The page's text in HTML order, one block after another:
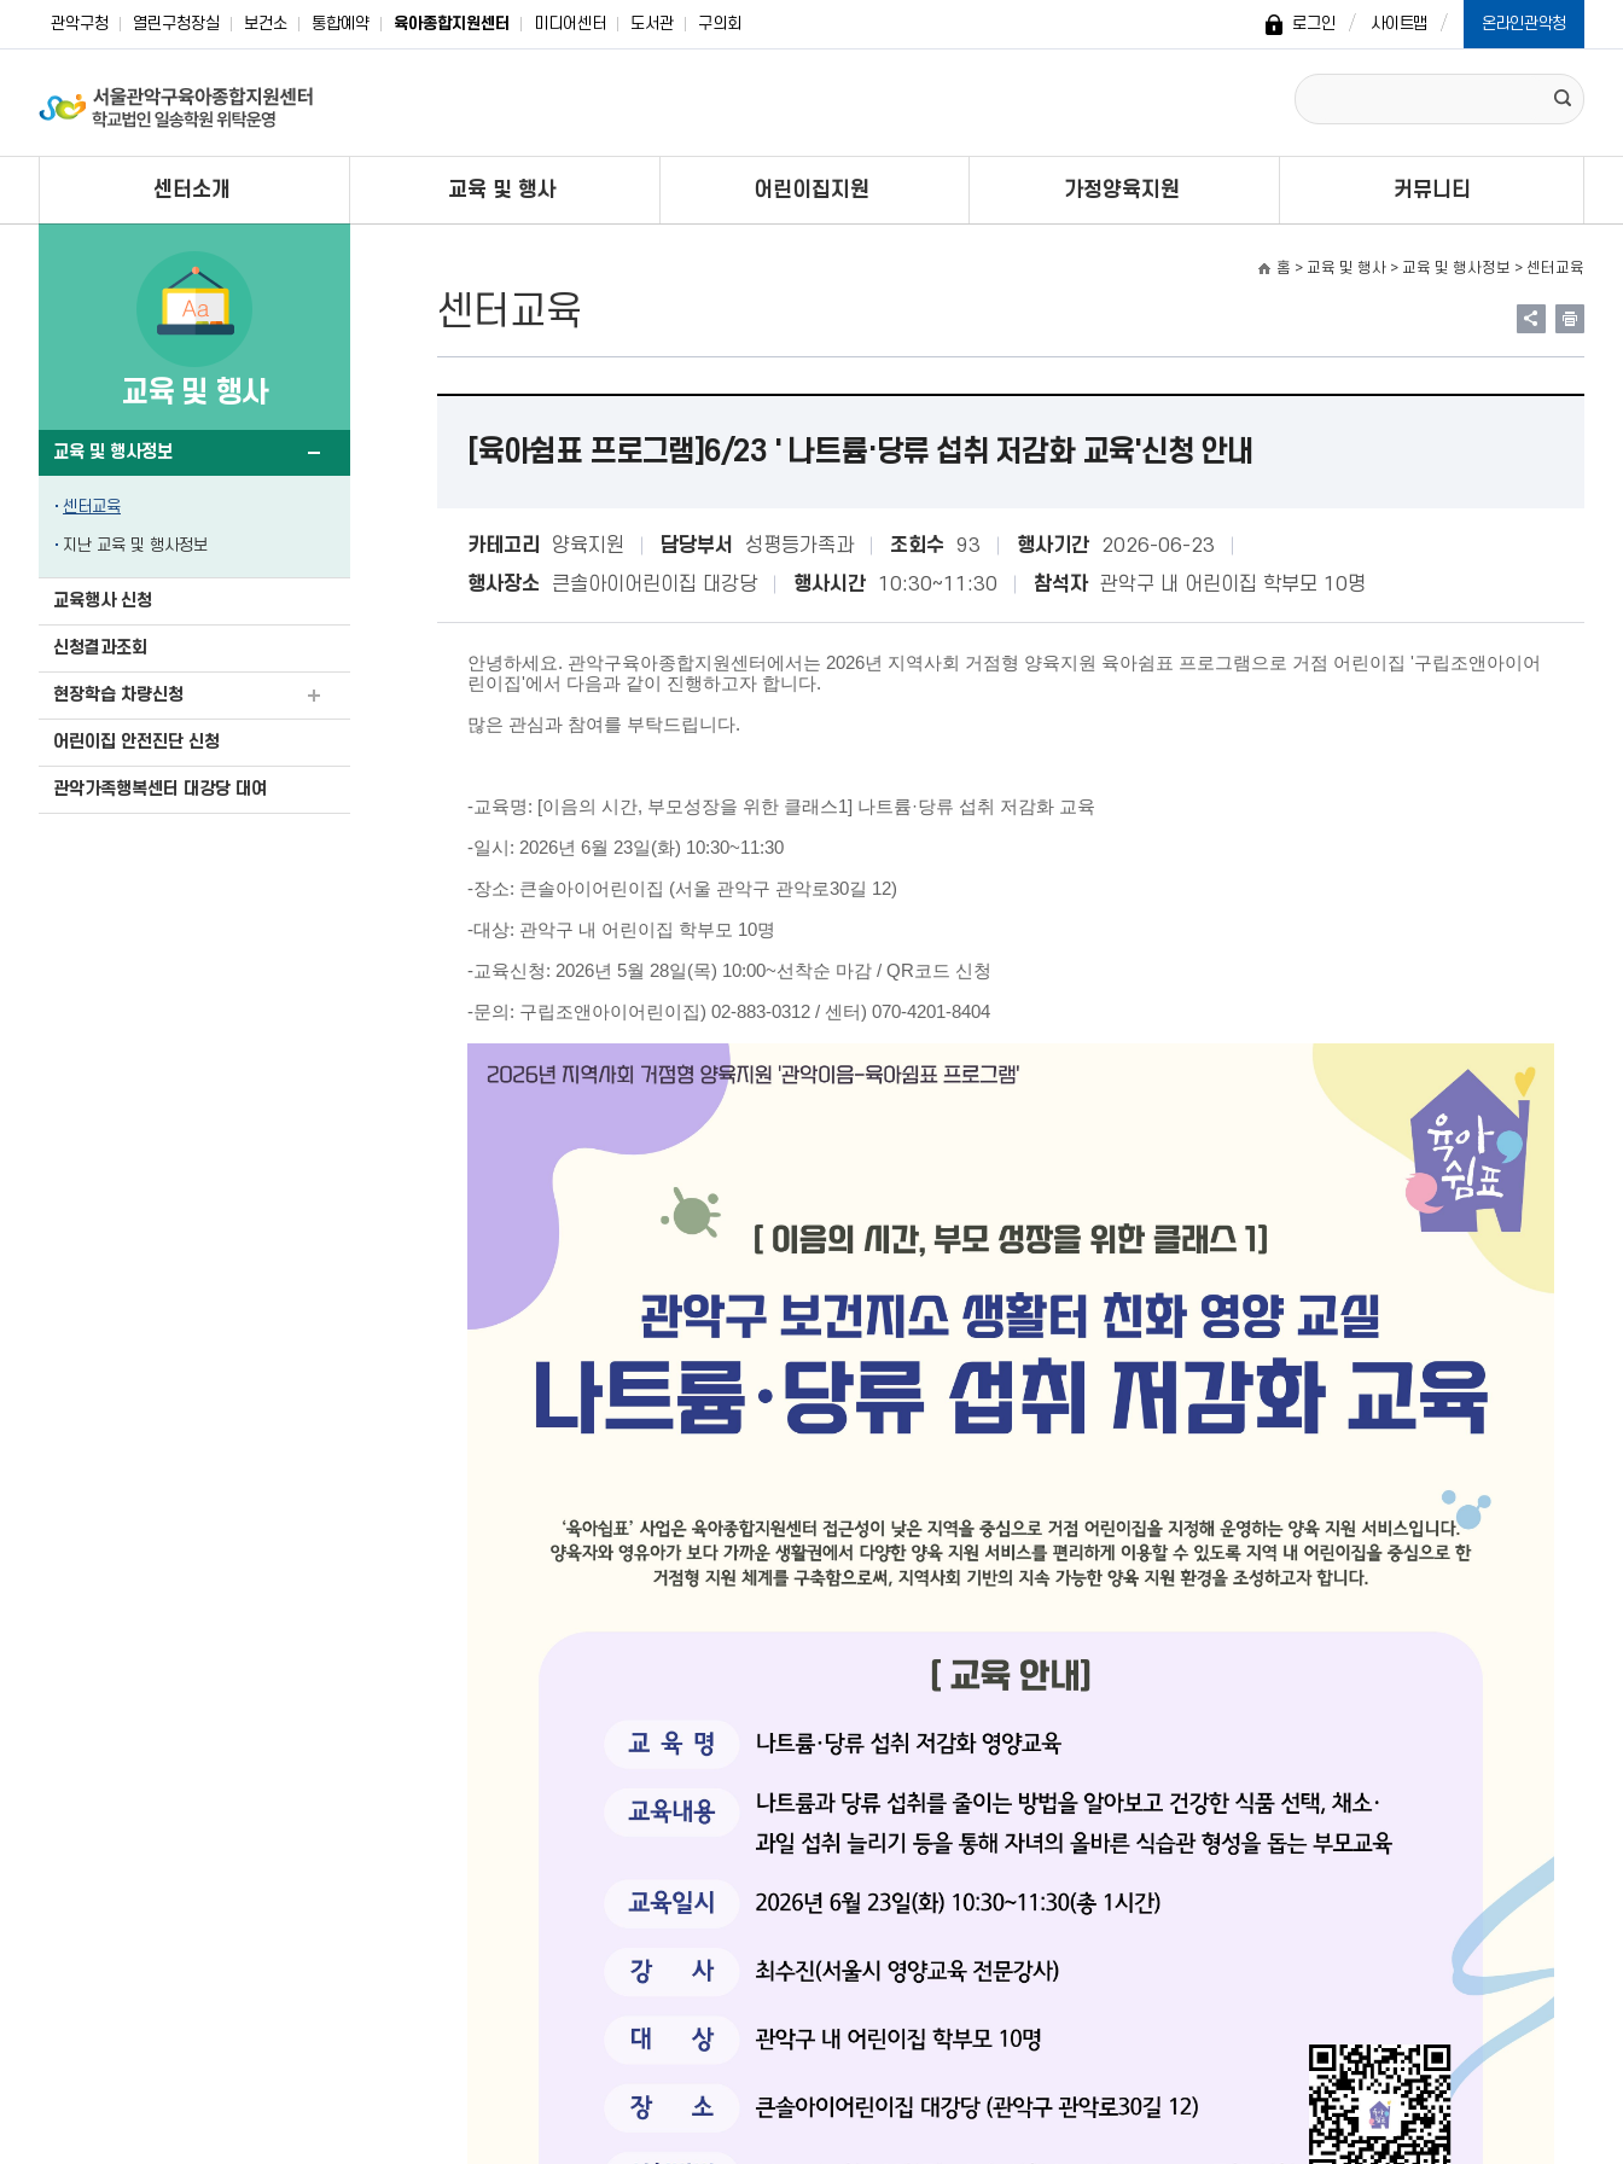
관악구청 열린구청장실 보건소 통합예약 육아종합지원센터 미디어센터 도서관 구의회 로그인 사이트맵 온라인관악청
센터소개 교육 및 행사 어린이집지원 가정양육지원 커뮤니티
교육 및 행사
교육 및 행사정보
센터교육
지난 교육 및 행사정보
교육행사 신청
신청결과조회
현장학습 차량신청
어린이집 안전진단 신청
관악가족행복센터 대강당 대여
홈 > 교육 및 행사 > 교육 및 행사정보 > 센터교육
센터교육
[육아쉼표 프로그램]6/23 ' 나트륨·당류 섭취 저감화 교육'신청 안내
카테고리 양육지원 담당부서 성평등가족과 조회수 93 행사기간
2026-06-23
행사장소
큰솔아이어린이집 대강당 행사시간 10:30~11:30 참석자 관악구 내 어린이집 학부모 10명
안녕하세요. 관악구육아종합지원센터에서는 2026년 지역사회 거점형 양육지원 육아쉼표 프로그램으로 거점 어린이집 '구립조앤아이어
린이집'에서 다음과 같이 진행하고자 합니다.
많은 관심과 참여를 부탁드립니다.
-교육명: [이음의 시간, 부모성장을 위한 클래스1] 나트륨·당류 섭취 저감화 교육
-일시: 2026년 6월 23일(화) 10:30~11:30
-장소: 큰솔아이어린이집 (서울 관악구 관악로30길 12)
-대상: 관악구 내 어린이집 학부모 10명
-교육신청: 2026년 5월 28일(목) 10:00~선착순 마감 / QR코드 신청
-문의: 구립조앤아이어린이집) 02-883-0312 / 센터) 070-4201-8404